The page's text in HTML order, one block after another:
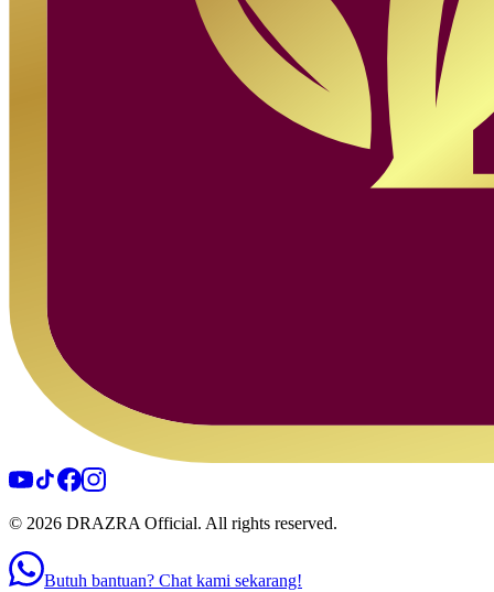
© 2026 DRAZRA Official. All rights reserved.
Butuh bantuan? Chat kami sekarang!